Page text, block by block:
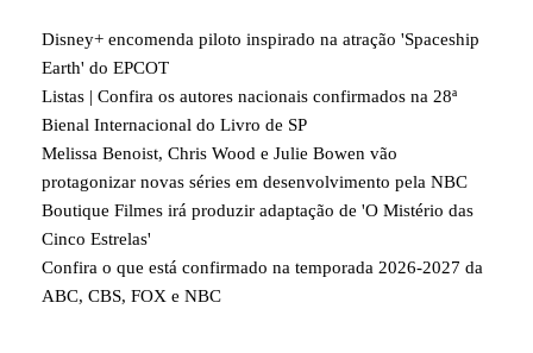
Disney+ encomenda piloto inspirado na atração 'Spaceship
Earth' do EPCOT
Listas | Confira os autores nacionais confirmados na 28ª
Bienal Internacional do Livro de SP
Melissa Benoist, Chris Wood e Julie Bowen vão
protagonizar novas séries em desenvolvimento pela NBC
Boutique Filmes irá produzir adaptação de 'O Mistério das
Cinco Estrelas'
Confira o que está confirmado na temporada 2026-2027 da
ABC, CBS, FOX e NBC